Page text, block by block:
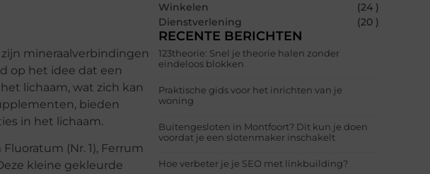
mineraalverbindingen
op het idee dat een
lichaam, wat zich kan
bieden
in het lichaam.
(Nr. 1), Ferrum
kleine gekleurde
Winkelen
(24 )
Dienstverlening
(20 )
RECENTE BERICHTEN
123theorie: Snel je theorie halen zonder
eindeloos blokken
Praktische gids voor het inrichten van je
woning
Buitengesloten in Montfoort? Dit kun je doen
voordat je een slotenmaker inschakelt
Hoe verbeter je je SEO met linkbuilding?